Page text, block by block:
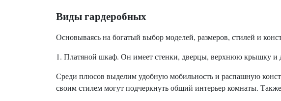
Виды гардеробных
Основываясь на богатый выбор моделей, размеров, стилей и
1. Платяной шкаф. Он имеет стенки, дверцы, верхнюю крышку
Среди плюсов выделим удобную мобильность и распашную
своим стилем могут подчеркнуть общий интерьер комнаты.